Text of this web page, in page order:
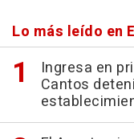
Lo más leído en
Ingresa en
Cantos